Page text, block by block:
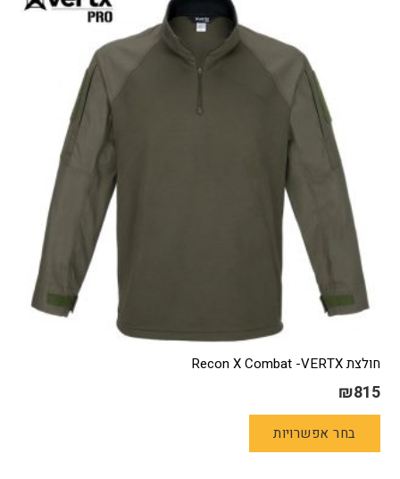
חולצת Recon X Combat -VERTX
₪815
בחר אפשרויות